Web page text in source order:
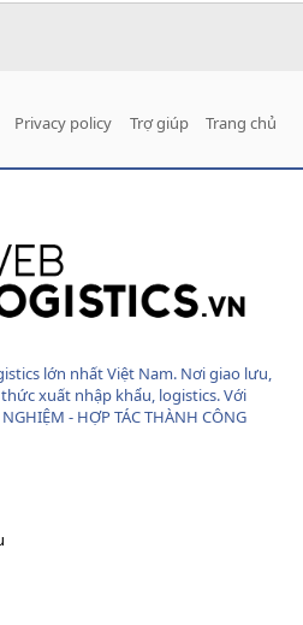
Privacy policy Trợ giúp Trang chủ
lớn nhất Việt Nam. Nơi giao lưu,
xuất nhập khẩu, logistics. Với
- HỢP TÁC THÀNH CÔNG